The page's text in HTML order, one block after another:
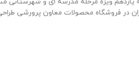
در فروشگاه محصولات معاون پرورشی